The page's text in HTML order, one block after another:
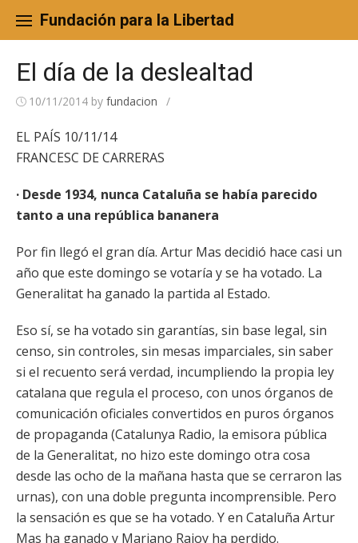
content
Fundación para la Libertad
El día de la deslealtad
10/11/2014 by fundacion /
EL PAÍS 10/11/14
FRANCESC DE CARRERAS
· Desde 1934, nunca Cataluña se había parecido
tanto a una república bananera
Por fin llegó el gran día. Artur Mas decidió hace casi un
año que este domingo se votaría y se ha votado. La
Generalitat ha ganado la partida al Estado.
Eso sí, se ha votado sin garantías, sin base legal, sin
censo, sin controles, sin mesas imparciales, sin saber
si el recuento será verdad, incumpliendo la propia ley
catalana que regula el proceso, con unos órganos de
comunicación oficiales convertidos en puros órganos
de propaganda (Catalunya Radio, la emisora pública
de la Generalitat, no hizo este domingo otra cosa
desde las ocho de la mañana hasta que se cerraron las
urnas), con una doble pregunta incomprensible. Pero
la sensación es que se ha votado. Y en Cataluña Artur
Mas ha ganado y Mariano Rajoy ha perdido.